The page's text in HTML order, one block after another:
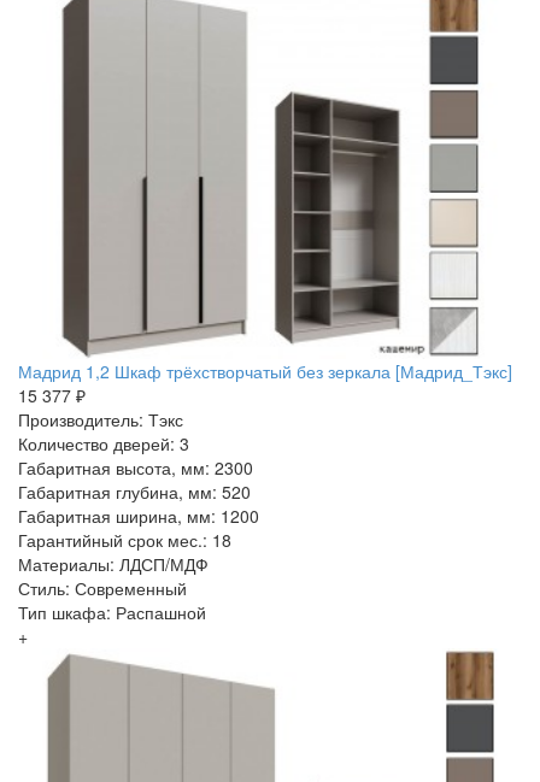
Мадрид 1,2 Шкаф трёхстворчатый без зеркала [Мадрид_Тэкс]
15 377 ₽
Производитель: Тэкс
Количество дверей: 3
Габаритная высота, мм: 2300
Габаритная глубина, мм: 520
Габаритная ширина, мм: 1200
Гарантийный срок мес.: 18
Материалы: ЛДСП/МДФ
Стиль: Современный
Тип шкафа: Распашной
+